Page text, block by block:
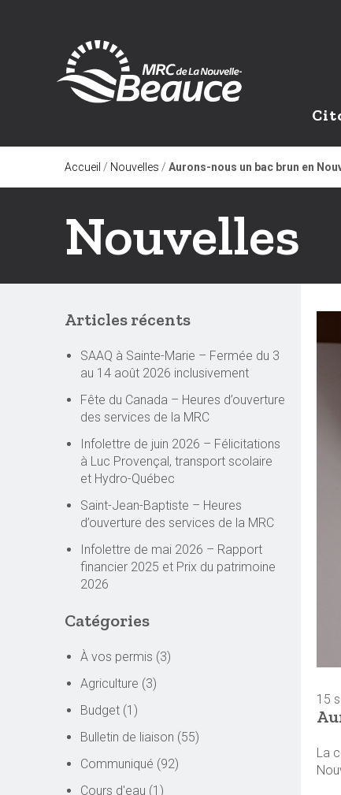
Accueil / Nouvelles / Aurons-nous un bac brun en
Nouvelles
Articles récents
SAAQ à Sainte-Marie – Fermée du 3
au 14 août 2026 inclusivement
Fête du Canada – Heures d’ouverture
des services de la MRC
Infolettre de juin 2026 – Félicitations
à Luc Provençal, transport scolaire
et Hydro-Québec
Saint-Jean-Baptiste – Heures
d’ouverture des services de la MRC
Infolettre de mai 2026 – Rapport
financier 2025 et Prix du patrimoine
2026
Catégories
À vos permis (3)
Agriculture (3)
Budget (1)
Bulletin de liaison (55)
Communiqué (92)
Cours d'eau (1)
15
La